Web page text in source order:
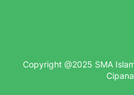
Copyright @2025 SMA